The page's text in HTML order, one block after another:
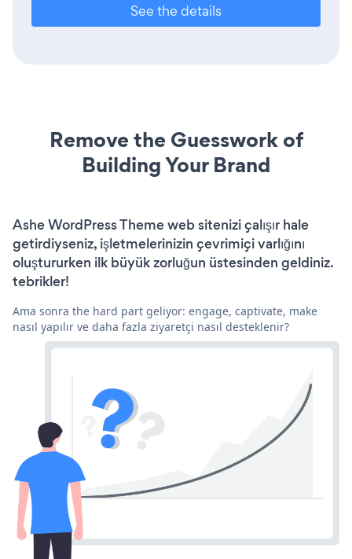
See the details
Remove the Guesswork of
Building Your Brand
Ashe WordPress Theme web sitenizi çalışır hale
getirdiyseniz, işletmelerinizin çevrimiçi varlığını
oluştururken ilk büyük zorluğun üstesinden geldiniz.
tebrikler!
Ama sonra the hard part geliyor: engage, captivate, make
nasıl yapılır ve daha fazla ziyaretçi nasıl desteklenir?